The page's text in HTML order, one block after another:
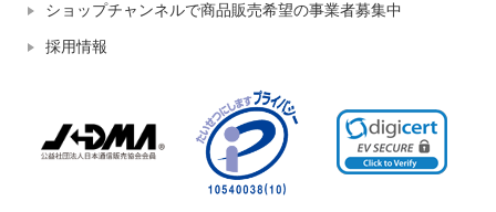
ショップチャンネルで商品販売希望の事業者募集中
採用情報